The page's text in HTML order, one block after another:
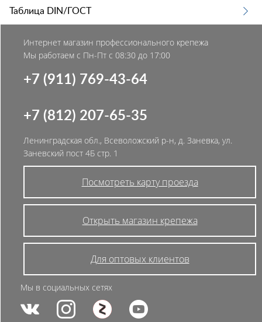
Таблица DIN/ГОСТ
Интернет магазин профессионального крепежа
Мы работаем с Пн-Пт с 08:30 до 17:00
+7 (911) 769-43-64
+7 (812) 207-65-35
Ленинградская обл., Всеволожский р-н, д. Заневка, ул.
Заневский пост 4Б стр. 1
Посмотреть карту проезда
Открыть магазин крепежа
Для оптовых клиентов
Мы в социальных сетях